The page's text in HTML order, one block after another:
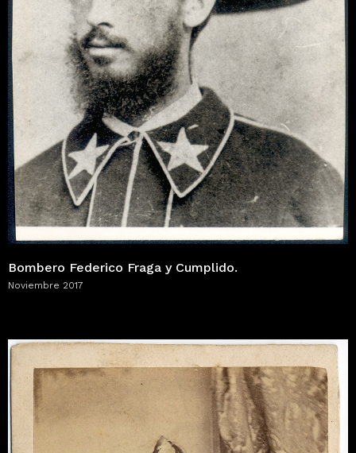
Bombero Federico Fraga y Cumplido.
Noviembre 2017